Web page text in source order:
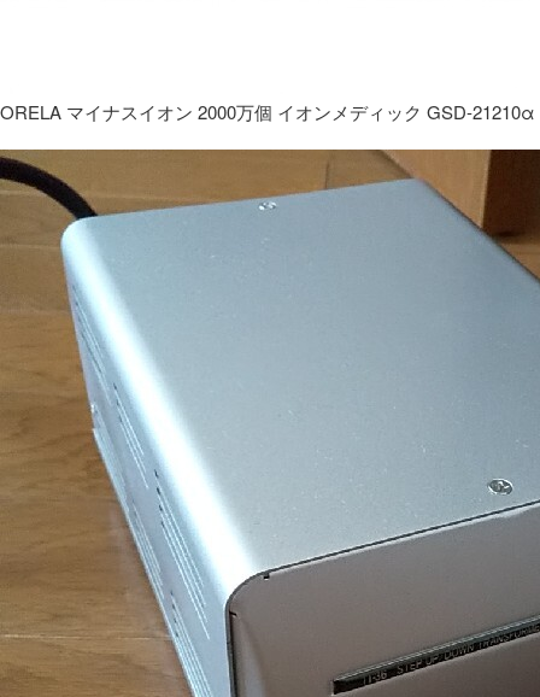
ORELA マイナスイオン 2000万個 イオンメディック GSD-21210α